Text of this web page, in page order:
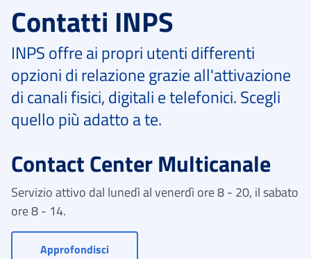
Contatti INPS
INPS offre ai propri utenti differenti
opzioni di relazione grazie all'attivazione
di canali fisici, digitali e telefonici. Scegli
quello più adatto a te.
Contact Center Multicanale
Servizio attivo dal lunedì al venerdì ore 8 - 20, il sabato
ore 8 - 14.
Approfondisci- Vai a Contact Center